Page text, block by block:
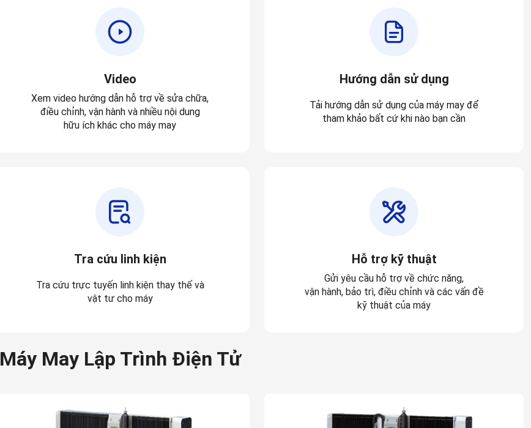
Video
Xem video hướng dẫn hỗ trợ về sửa chữa,
điều chỉnh, vận hành và nhiều nội dung
hữu ích khác cho máy may
Hướng dẫn sử dụng
Tải hướng dẫn sử dụng của máy may để
tham khảo bất cứ khi nào bạn cần
Tra cứu linh kiện
Tra cứu trực tuyến linh kiện thay thế và
vật tư cho máy
Hỗ trợ kỹ thuật
Gửi yêu cầu hỗ trợ về chức năng,
vận hành, bảo trì, điều chỉnh và các vấn đề
kỹ thuật của máy
Máy May Lập Trình Điện Tử